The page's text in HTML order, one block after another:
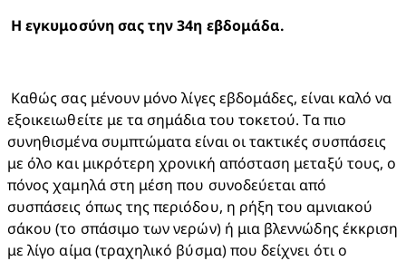
εξοικειωθείτε με τα σημάδια του τοκετού. Τα πιο
συνηθισμένα συμπτώματα είναι οι τακτικές συσπάσεις
με όλο και μικρότερη χρονική απόσταση μεταξύ τους, ο
πόνος χαμηλά στη μέση που συνοδεύεται από
συσπάσεις όπως της περιόδου, η ρήξη του αμνιακού
σάκου (το σπάσιμο των νερών) ή μια βλεννώδης έκκριση
με λίγο αίμα (τραχηλικό βύσμα) που δείχνει ότι ο